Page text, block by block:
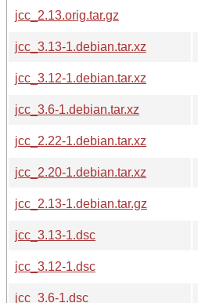
jcc_2.13.orig.tar.gz
jcc_3.13-1.debian.tar.xz
jcc_3.12-1.debian.tar.xz
jcc_3.6-1.debian.tar.xz
jcc_2.22-1.debian.tar.xz
jcc_2.20-1.debian.tar.xz
jcc_2.13-1.debian.tar.gz
jcc_3.13-1.dsc
jcc_3.12-1.dsc
jcc_3.6-1.dsc